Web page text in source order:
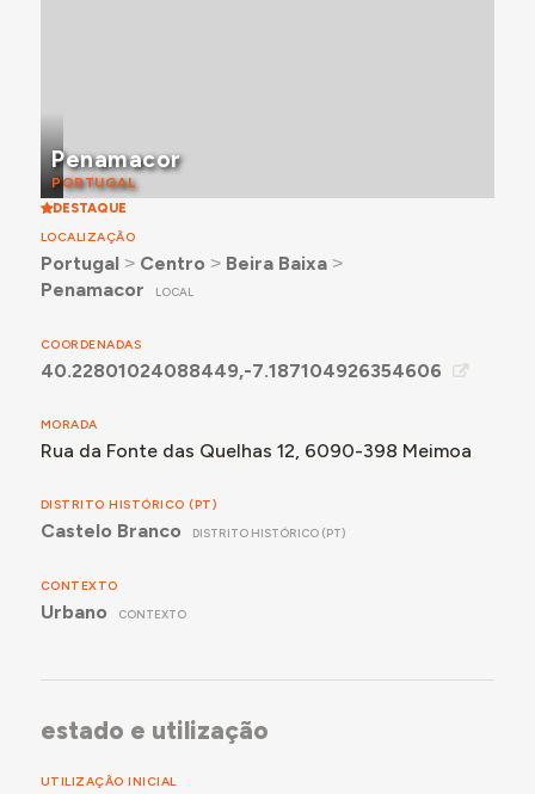
Penamacor
PORTUGAL
DESTAQUE
LOCALIZAÇÃO
Portugal ˃ Centro ˃ Beira Baixa˃
Penamacor
LOCAL
COORDENADAS
40.22801024088449,-7.187104926354606
MORADA
Rua da Fonte das Quelhas 12, 6090-398 Meimoa
DISTRITO HISTÓRICO (PT)
Castelo Branco DISTRITO HISTÓRICO (PT)
CONTEXTO
Urbano CONTEXTO
estado e utilização
UTILIZAÇÃO INICIAL